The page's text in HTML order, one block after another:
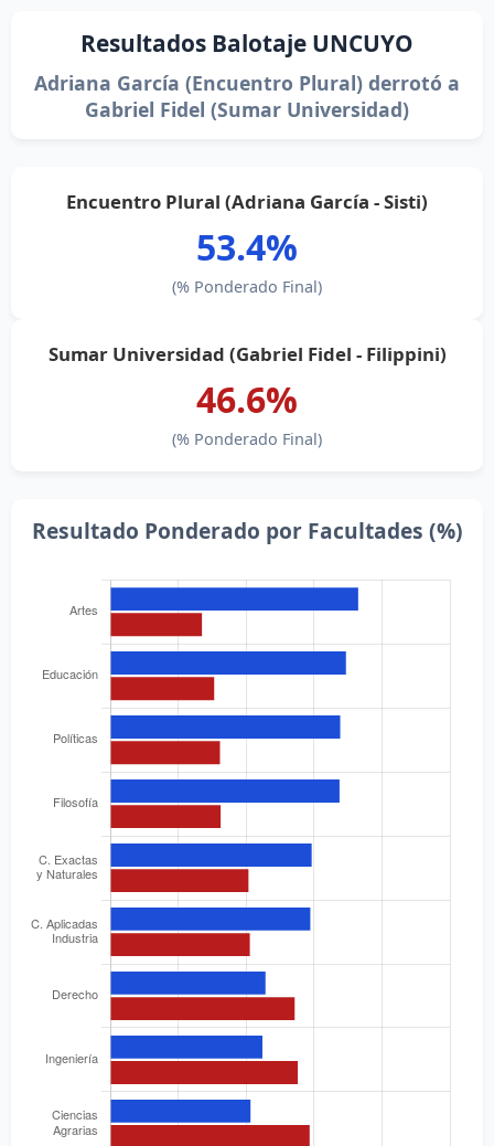
Resultados Balotaje UNCUYO
Adriana García (Encuentro Plural) derrotó a
Gabriel Fidel (Sumar Universidad)
Encuentro Plural (Adriana García - Sisti)
53.4%
(% Ponderado Final)
Sumar Universidad (Gabriel Fidel - Filippini)
46.6%
(% Ponderado Final)
Resultado Ponderado por Facultades (%)